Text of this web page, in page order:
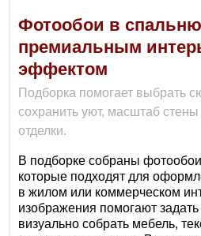
Фотообои в
премиальным
эффектом
Подборка помогает выбрать
сохранить уют, масштаб
отделки.
В подборке собраны
которые подходят для
в жилом или коммерческом
изображения помогают
визуально собрать мебель,